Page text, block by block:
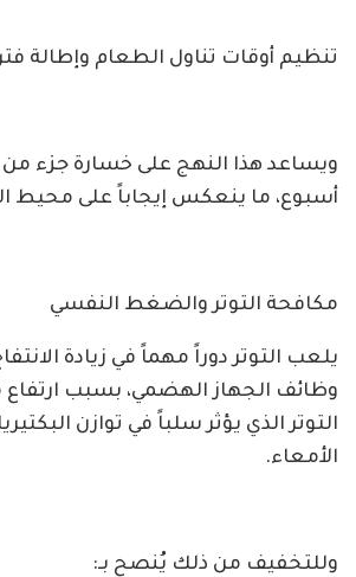
تنظيم أوقات تناول الطعام وإطالة
ويساعد هذا النهج على خسارة جزء من
أسبوع، ما ينعكس إيجاباً على محيط
مكافحة التوتر والضغط النفسي
يلعب التوتر دوراً مهماً في زيادة
وظائف الجهاز الهضمي، بسبب
التوتر الذي يؤثر سلباً في توازن
الأمعاء.
وللتخفيف من ذلك يُنصح بـ: